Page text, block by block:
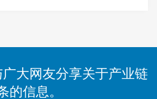
大网友分享关于产业链
的信息。